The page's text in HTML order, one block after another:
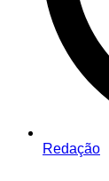
Redação